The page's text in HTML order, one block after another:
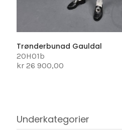
Trønderbunad Gauldal
20H01b
kr 26 900,00
Underkategorier